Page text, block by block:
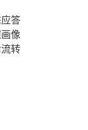
答
像
转